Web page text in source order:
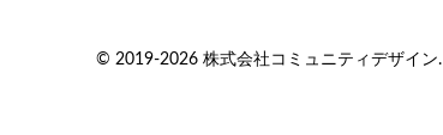
© 2019-2026 株式会社コミュニティデザイン.